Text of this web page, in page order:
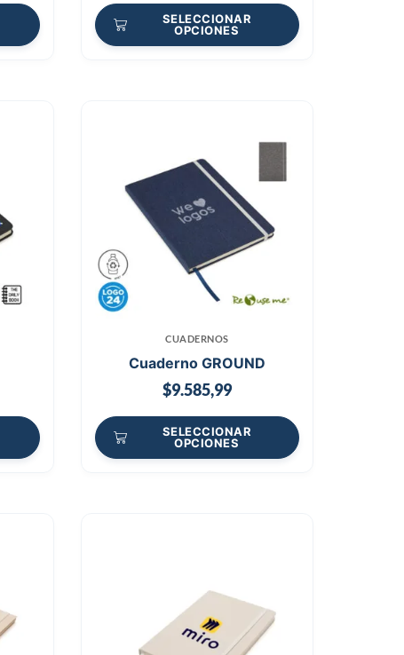
SELECCIONAR
OPCIONES
CUADERNOS
Cuaderno GROUND
$9.585,99
SELECCIONAR
OPCIONES